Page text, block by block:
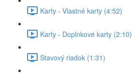
Karty - Vlastné karty (4:52)
Karty - Doplnkové karty (2:10)
Stavový riadok (1:31)